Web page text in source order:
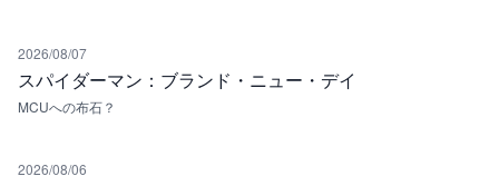
2026/08/07
スパイダーマン：ブランド・ニュー・デイ
MCUへの布石？
2026/08/06